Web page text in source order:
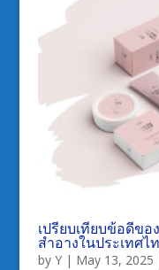
เปรียบเทียบข้อดีขอ
สำอางในประเทศไ
by Y| May 13, 2025